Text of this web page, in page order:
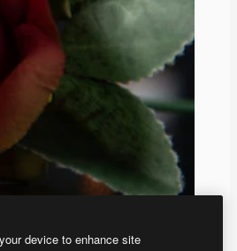
device to enhance site